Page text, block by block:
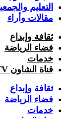
التعليم
مقالات وأراء
ثقافة وإبداع
فضاء الرياضة
خدمات
قناة الشاون TV
ثقافة وإبداع
فضاء الرياضة
خدمات